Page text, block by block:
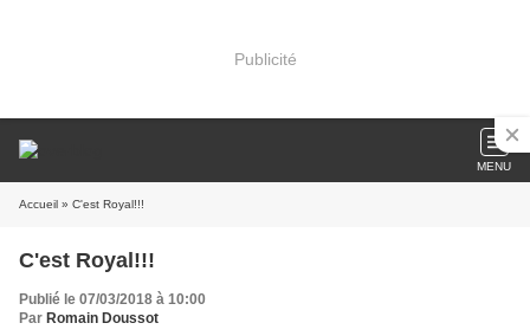
Publicité
MENU
Accueil » C'est Royal!!!
C'est Royal!!!
Publié le 07/03/2018 à 10:00
Par Romain Doussot